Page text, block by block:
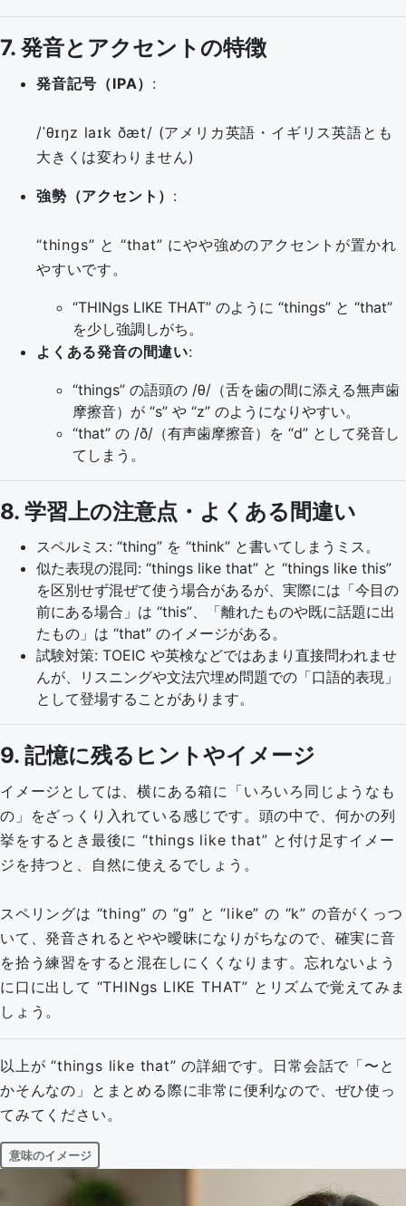
7. 発音とアクセントの特徴
発音記号（IPA） :
/ˈθɪŋz laɪk ðæt/ (アメリカ英語・イギリス英語とも
大きくは変わりません)
強勢（アクセント） :
“things” と “that” にやや強めのアクセントが置かれ
やすいです。
“THINgs LIKE THAT” のように “things” と “that”
を少し強調しがち。
よくある発音の間違い:
“things” の語頭の /θ/（舌を歯の間に添える無声歯
摩擦音）が “s” や “z” のようになりやすい。
“that” の /ð/（有声歯摩擦音）を “d” として発音し
てしまう。
8. 学習上の注意点・よくある間違い
スペルミス: “thing” を “think” と書いてしまうミス。
似た表現の混同: “things like that” と “things like this”
を区別せず混ぜて使う場合があるが、実際には「今目の
前にある場合」は “this”、「離れたものや既に話題に出
たもの」は “that” のイメージがある。
試験対策: TOEIC や英検などではあまり直接問われませ
んが、リスニングや文法穴埋め問題での「口語的表現」
として登場することがあります。
9. 記憶に残るヒントやイメージ
イメージとしては、横にある箱に「いろいろ同じようなも
の」をざっくり入れている感じです。頭の中で、何かの列
挙をするとき最後に “things like that” と付け足すイメー
ジを持つと、自然に使えるでしょう。
スペリングは “thing” の “g” と “like” の “k” の音がくっつ
いて、発音されるとやや曖昧になりがちなので、確実に音
を拾う練習をすると混在しにくくなります。忘れないよう
に口に出して “THINgs LIKE THAT” とリズムで覚えてみま
しょう。
以上が “things like that” の詳細です。日常会話で「〜と
かそんなの」とまとめる際に非常に便利なので、ぜひ使っ
てみてください。
意味のイメージ